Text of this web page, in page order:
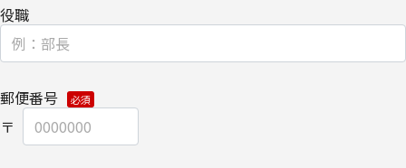
せていただく場合があります。
【委託先に関して】
預託する場合は、適切な機密保持契約を締結し委託先を監督しま
す。
役職
郵便番号